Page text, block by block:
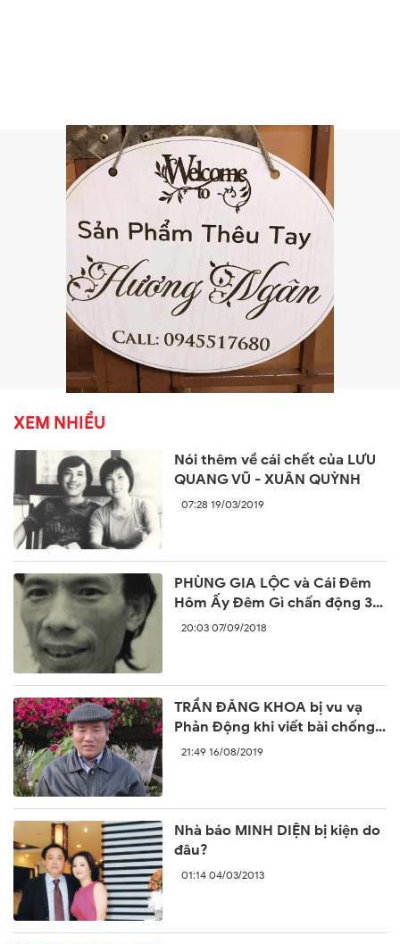
XEM NHIỀU
Nói thêm về cái chết của LƯU
QUANG VŨ - XUÂN QUỲNH
07:28 19/03/2019
PHÙNG GIA LỘC và Cái Đêm
Hôm Ấy Đêm Gì chấn động 30
năm trước
20:03 07/09/2018
TRẦN ĐĂNG KHOA bị vu vạ
Phản Động khi viết bài chống
lại sự ngang ngược của Trung
21:49 16/08/2019
Nhà báo MINH DIỆN bị kiện do
đâu?
01:14 04/03/2013